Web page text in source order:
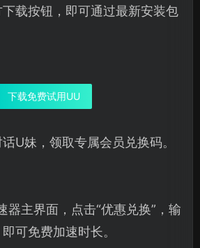
载按钮，即可通过最新安装包
下载免费试用UU
U妹，领取专属会员兑换码。
器主界面，点击“优惠兑换”，输
可免费加速时长。